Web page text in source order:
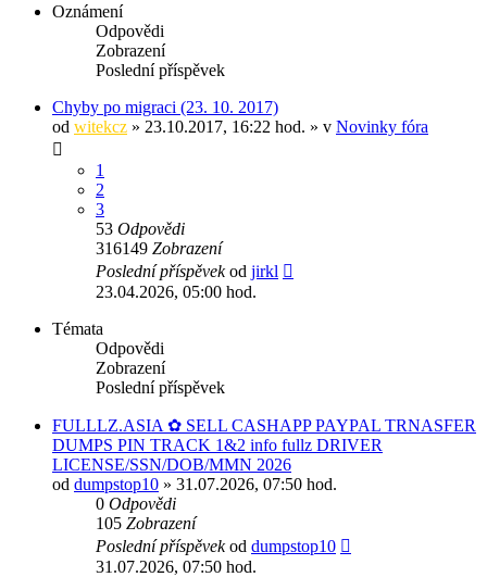
Oznámení
Odpovědi
Zobrazení
Poslední příspěvek
Chyby po migraci (23. 10. 2017)
od witekcz » 23.10.2017, 16:22 hod. » v Novinky fóra
1
2
3
53 Odpovědi
316149 Zobrazení
Poslední příspěvekod jirkl
23.04.2026, 05:00 hod.
Témata
Odpovědi
Zobrazení
Poslední příspěvek
FULLLZ.ASIA ✿ SELL CASHAPP PAYPAL TRNASFER
DUMPS PIN TRACK 1&2 info fullz DRIVER
LICENSE/SSN/DOB/MMN 2026
od dumpstop10 » 31.07.2026, 07:50 hod.
0 Odpovědi
105 Zobrazení
Poslední příspěvekod dumpstop10
31.07.2026, 07:50 hod.